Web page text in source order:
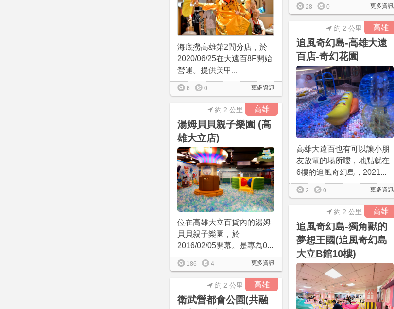
更多資訊
28 0
海底撈高雄第2間分店，於
2020/06/25在大遠百8F開始
營運。提供美甲...
更多資訊
6 0
高雄
追風奇幻島-高雄大遠
百店-奇幻花園
約 2 公里
高雄大遠百也有可以讓小朋
友放電的場所嘍，地點就在
6樓的追風奇幻島，2021...
更多資訊
2 0
高雄
湯姆貝貝親子樂園 (高
雄大立店)
約 2 公里
位在高雄大立百貨內的湯姆
貝貝親子樂園，於
2016/02/05開幕。是專為0...
更多資訊
186 4
高雄
追風奇幻島-獨角獸的
夢想王國(追風奇幻島
大立B館10樓)
約 2 公里
高雄
衛武營都會公園(共融
約 2 公里